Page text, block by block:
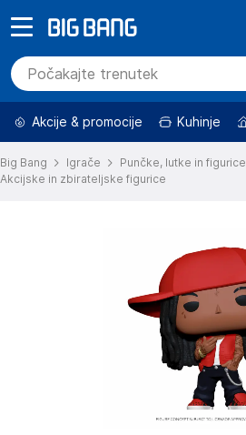
Akcije & promocije Kuhinje
Big Bang Igrače
Punčke, lutke in figurice
Akcijske in zbirateljske figurice